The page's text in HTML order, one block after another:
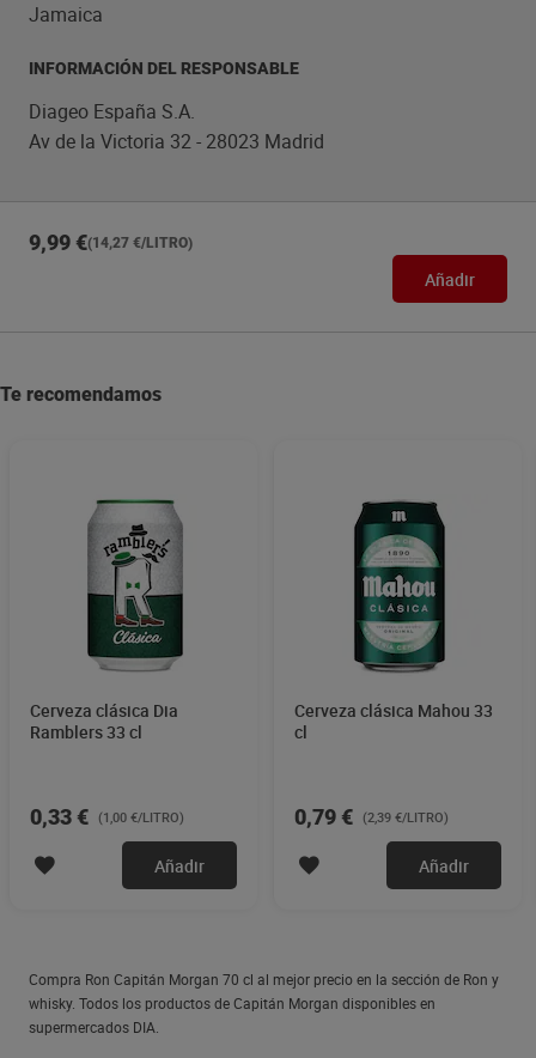
Jamaica
INFORMACIÓN DEL RESPONSABLE
Diageo España S.A.
Av de la Victoria 32 - 28023 Madrid
9,99 €(14,27 €/LITRO)
Añadir
Te recomendamos
Cerveza clásica Dia
Ramblers 33 cl
0,33 € (1,00 €/LITRO)
Añadir
Cerveza clásica Mahou 33
cl
0,79 € (2,39 €/LITRO)
Añadir
Compra Ron Capitán Morgan 70 cl al mejor precio en la sección de Ron y
whisky. Todos los productos de Capitán Morgan disponibles en
supermercados DIA.